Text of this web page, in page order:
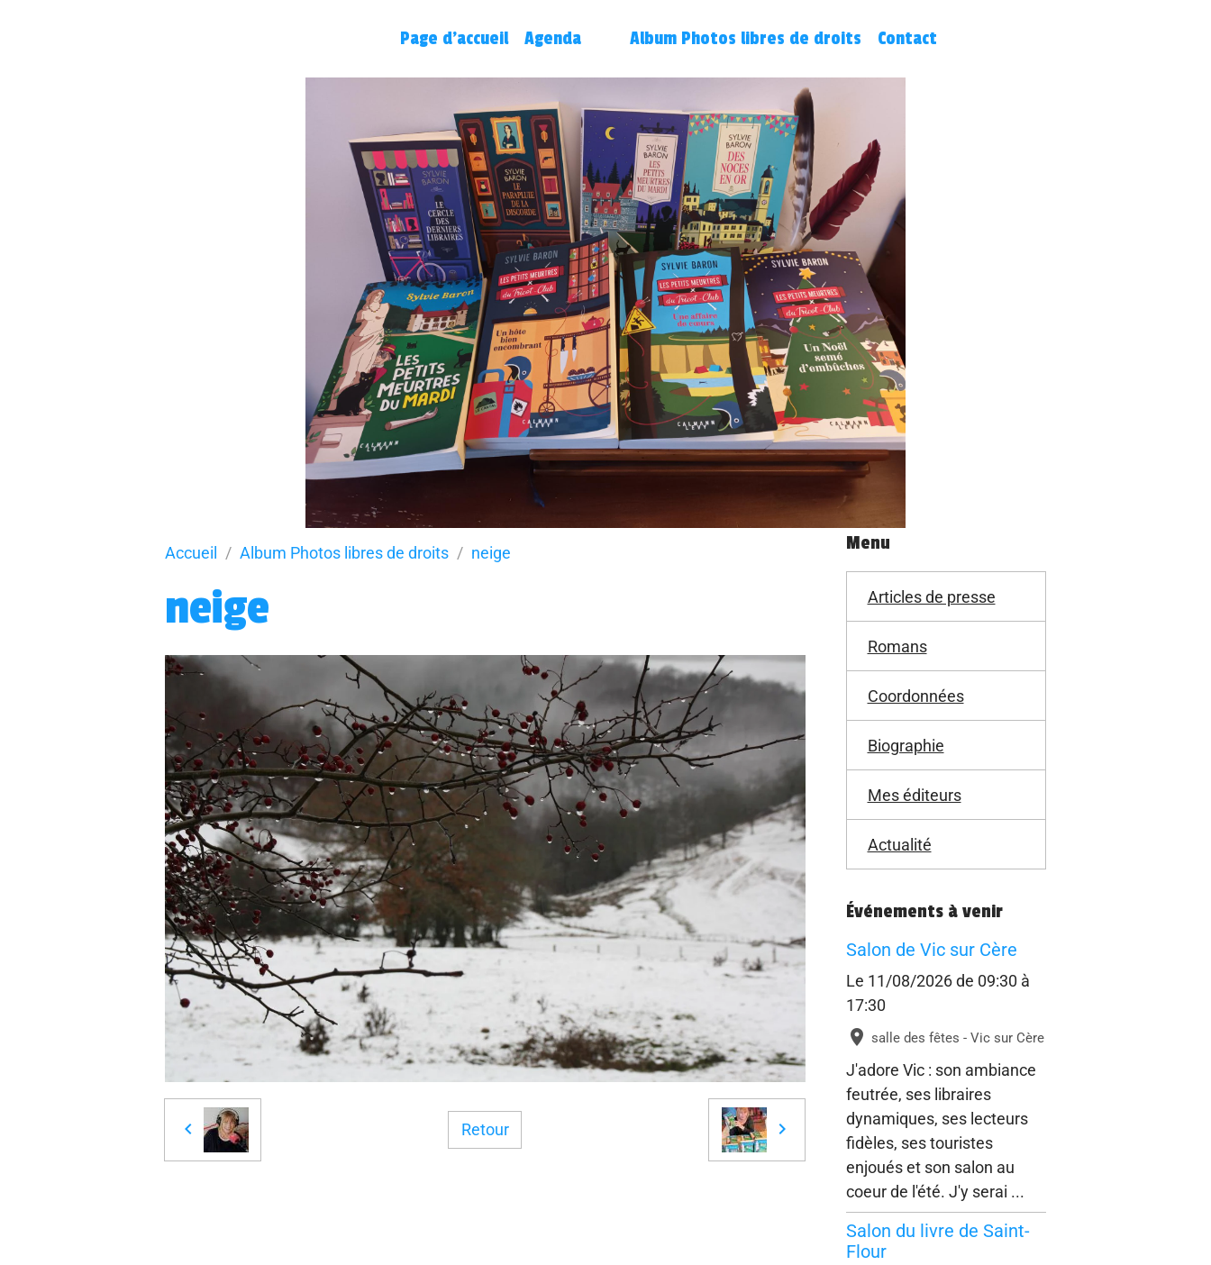
Page d'accueil Agenda Album Photos libres de droits Contact
Accueil Album Photos libres de droits neige
neige
Retour
Menu
Articles de presse
Romans
Coordonnées
Biographie
Mes éditeurs
Actualité
Événements à venir
Salon de Vic sur Cère
Le 11/08/2026de 09:30 à
17:30
salle des fêtes - Vic sur Cère
J'adore Vic : son ambiance
feutrée, ses libraires
dynamiques, ses lecteurs
fidèles, ses touristes
enjoués et son salon au
coeur de l'été. J'y serai ...
Salon du livre de Saint-
Flour